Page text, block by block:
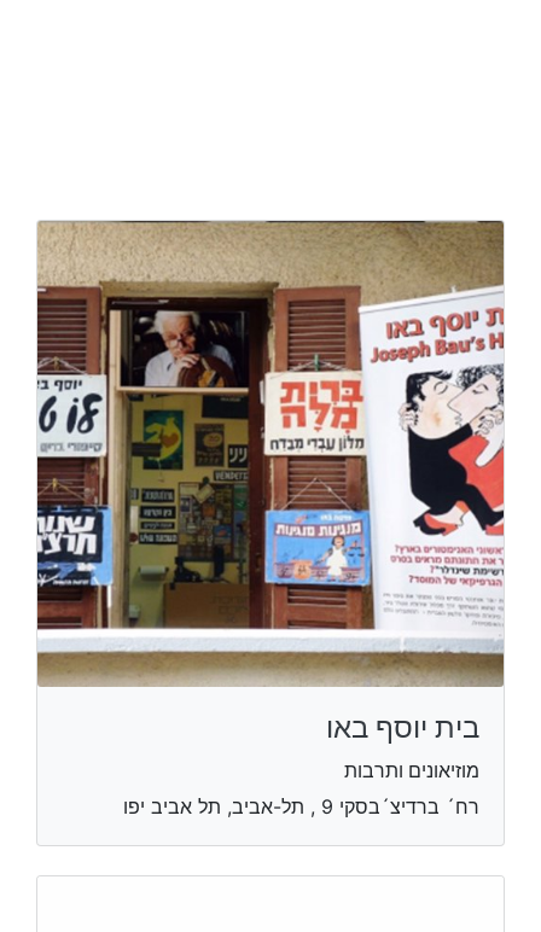
בית יוסף באו
מוזיאונים ותרבות
רח´ ברדיצ´בסקי 9 , תל-אביב, תל אביב יפו